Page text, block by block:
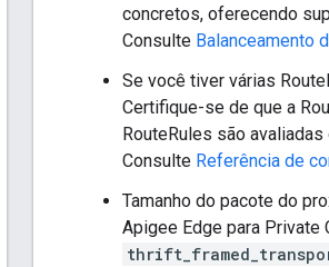
concretos, oferecendo
Consulte Balanceamento
Se você tiver várias
Certifique-se de que a
RouteRules são
Consulte Referência de
Tamanho do pacote do
Apigee Edge para Private